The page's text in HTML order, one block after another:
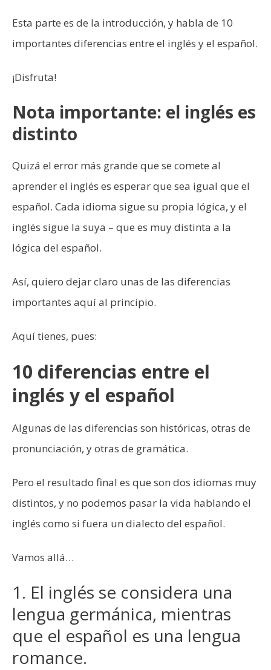
Esta parte es de la introducción, y habla de 10
importantes diferencias entre el inglés y el español.
¡Disfruta!
Nota importante: el inglés es
distinto
Quizá el error más grande que se comete al
aprender el inglés es esperar que sea igual que el
español. Cada idioma sigue su propia lógica, y el
inglés sigue la suya – que es muy distinta a la
lógica del español.
Así, quiero dejar claro unas de las diferencias
importantes aquí al principio.
Aquí tienes, pues:
10 diferencias entre el
inglés y el español
Algunas de las diferencias son históricas, otras de
pronunciación, y otras de gramática.
Pero el resultado final es que son dos idiomas muy
distintos, y no podemos pasar la vida hablando el
inglés como si fuera un dialecto del español.
Vamos allá…
1. El inglés se considera una
lengua germánica, mientras
que el español es una lengua
romance.